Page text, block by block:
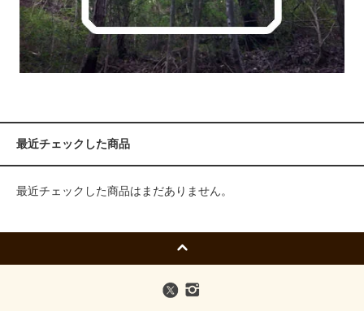
最近チェックした商品
最近チェックした商品はまだありません。